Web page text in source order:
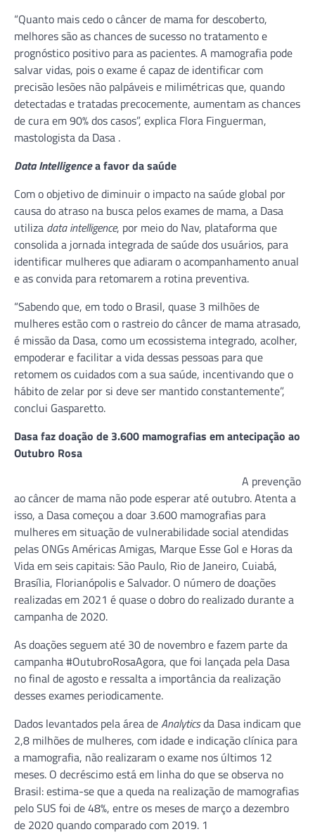
“Quanto mais cedo o câncer de mama for descoberto,
melhores são as chances de sucesso no tratamento e
prognóstico positivo para as pacientes. A mamografia pode
salvar vidas, pois o exame é capaz de identificar com
precisão lesões não palpáveis e milimétricas que, quando
detectadas e tratadas precocemente, aumentam as chances
de cura em 90% dos casos”, explica Flora Finguerman,
mastologista da Dasa .
Data Intelligencea favor da saúde
Com o objetivo de diminuir o impacto na saúde global por
causa do atraso na busca pelos exames de mama, a Dasa
utiliza data intelligence, por meio do Nav, plataforma que
consolida a jornada integrada de saúde dos usuários, para
identificar mulheres que adiaram o acompanhamento anual
e as convida para retomarem a rotina preventiva.
“Sabendo que, em todo o Brasil, quase 3 milhões de
mulheres estão com o rastreio do câncer de mama atrasado,
é missão da Dasa, como um ecossistema integrado, acolher,
empoderar e facilitar a vida dessas pessoas para que
retomem os cuidados com a sua saúde, incentivando que o
hábito de zelar por si deve ser mantido constantemente”,
conclui Gasparetto.
Dasa faz doação de 3.600 mamografias em antecipação ao
Outubro Rosa
A prevenção
ao câncer de mama não pode esperar até outubro. Atenta a
isso, a Dasa começou a doar 3.600 mamografias para
mulheres em situação de vulnerabilidade social atendidas
pelas ONGs Américas Amigas, Marque Esse Gol e Horas da
Vida em seis capitais: São Paulo, Rio de Janeiro, Cuiabá,
Brasília, Florianópolis e Salvador. O número de doações
realizadas em 2021 é quase o dobro do realizado durante a
campanha de 2020.
As doações seguem até 30 de novembro e fazem parte da
campanha #OutubroRosaAgora, que foi lançada pela Dasa
no final de agosto e ressalta a importância da realização
desses exames periodicamente.
Dados levantados pela área deAnalyticsda Dasa indicam que
2,8 milhões de mulheres, com idade e indicação clínica para
a mamografia, não realizaram o exame nos últimos 12
meses. O decréscimo está em linha do que se observa no
Brasil: estima-se que a queda na realização de mamografias
pelo SUS foi de 48%, entre os meses de março a dezembro
de 2020 quando comparado com 2019. 1